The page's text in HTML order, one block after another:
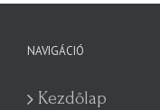
NAVIGÁCIÓ
Kezdőlap